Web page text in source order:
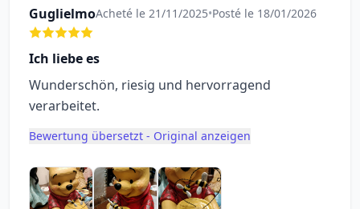
GuglielmoAcheté le 21/11/2025•Posté le 18/01/2026
Ich liebe es
Wunderschön, riesig und hervorragend
verarbeitet.
Bewertung übersetzt - Original anzeigen